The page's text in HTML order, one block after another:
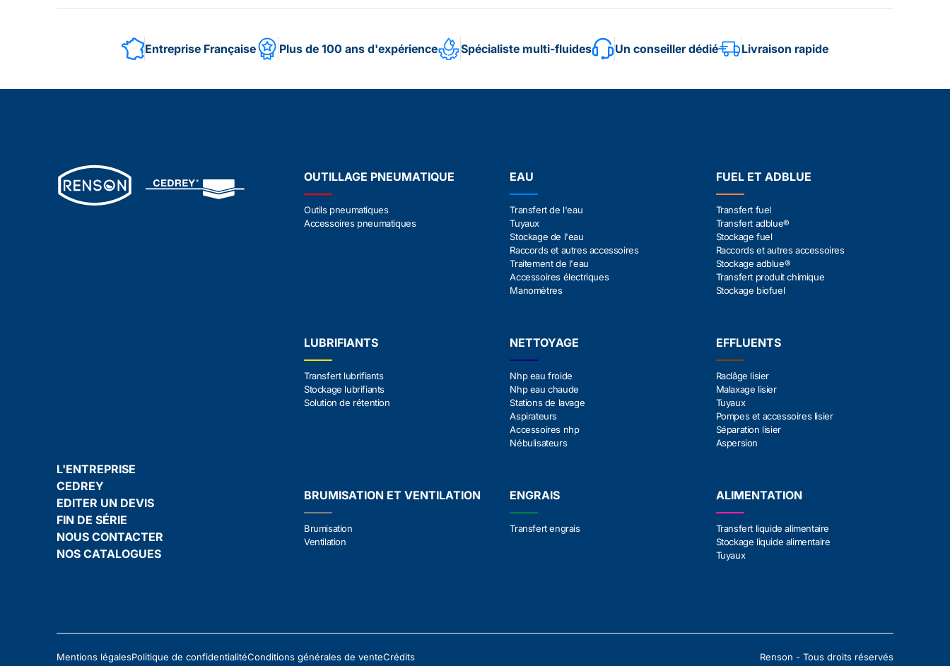
Entreprise Française Plus de 100 ans d'expérience Spécialiste multi-fluides Un conseiller dédié Livraison rapide
L'ENTREPRISE
CEDREY
EDITER UN DEVIS
FIN DE SÉRIE
NOUS CONTACTER
NOS CATALOGUES
OUTILLAGE PNEUMATIQUE
Outils pneumatiques
Accessoires pneumatiques
EAU
Transfert de l'eau
Tuyaux
Stockage de l'eau
Raccords et autres accessoires
Traitement de l'eau
Accessoires électriques
Manomètres
FUEL ET ADBLUE
Transfert fuel
Transfert adblue®
Stockage fuel
Raccords et autres accessoires
Stockage adblue®
Transfert produit chimique
Stockage biofuel
LUBRIFIANTS
Transfert lubrifiants
Stockage lubrifiants
Solution de rétention
NETTOYAGE
Nhp eau froide
Nhp eau chaude
Stations de lavage
Aspirateurs
Accessoires nhp
Nébulisateurs
EFFLUENTS
Raclâge lisier
Malaxage lisier
Tuyaux
Pompes et accessoires lisier
Séparation lisier
Aspersion
BRUMISATION ET VENTILATION
Brumisation
Ventilation
ENGRAIS
Transfert engrais
ALIMENTATION
Transfert liquide alimentaire
Stockage liquide alimentaire
Tuyaux
Mentions légalesPolitique de confidentialitéConditions générales de venteCrédits Renson - Tous droits réservés